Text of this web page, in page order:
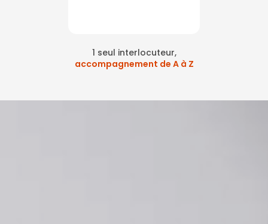
1 seul interlocuteur,
accompagnement de A à Z